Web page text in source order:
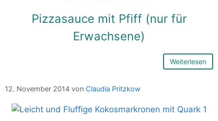
Pizzasauce mit Pfiff (nur für
Erwachsene)
Weiterlesen
12. November 2014 von Claudia Pritzkow